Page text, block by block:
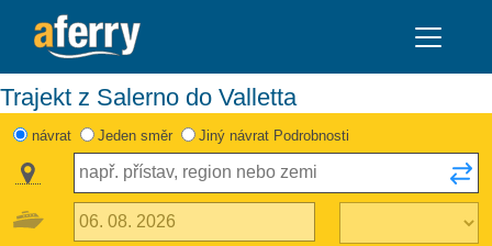
Trajekt z Salerno do Valletta
návrat Jeden směr Jiný návrat Podrobnosti